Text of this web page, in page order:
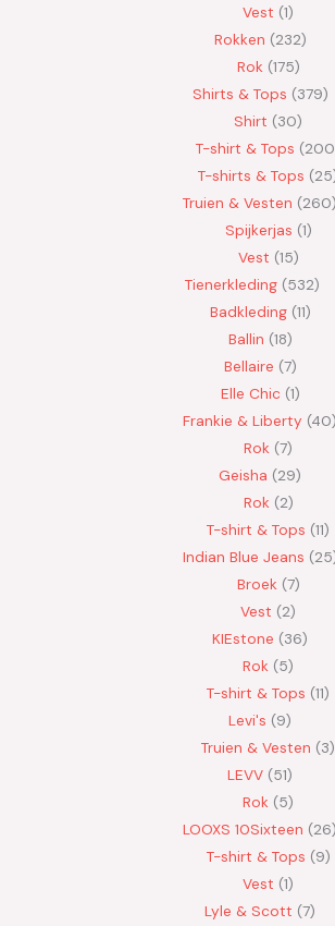
Vest 1
Rokken 232
Rok 175
Shirts & Tops 379
Shirt
30
T-shirt & Tops
200
T-shirts & Tops
25
Truien & Vesten
260
Spijkerjas 1
Vest 15
Tienerkleding 532
Badkleding 11
Ballin 18
Bellaire 7
Elle Chic 1
Frankie & Liberty 40
Rok 7
Geisha
29
Rok 2
T-shirt & Tops 11
Indian Blue Jeans 25
Broek 7
Vest
2
KIEstone
36
Rok
5
T-shirt & Tops 11
Levi's
9
Truien & Vesten
3
LEVV 51
Rok
5
LOOXS 10Sixteen
26
T-shirt & Tops 9
Vest 1
Lyle & Scott 7